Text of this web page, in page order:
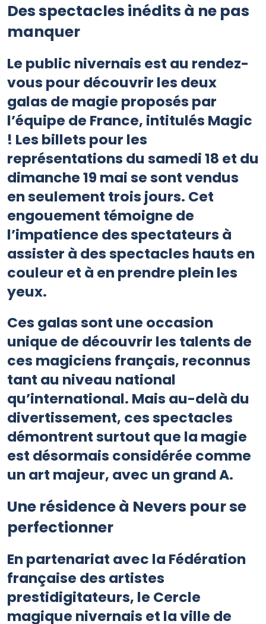
Des spectacles inédits à ne pas
manquer
Le public nivernais est au rendez-
vous pour découvrir les deux
galas de magie proposés par
l’équipe de France, intitulés Magic
! Les billets pour les
représentations du samedi 18 et du
dimanche 19 mai se sont vendus
en seulement trois jours. Cet
engouement témoigne de
l’impatience des spectateurs à
assister à des spectacles hauts en
couleur et à en prendre plein les
yeux.
Ces galas sont une occasion
unique de découvrir les talents de
ces magiciens français, reconnus
tant au niveau national
qu’international. Mais au-delà du
divertissement, ces spectacles
démontrent surtout que la magie
est désormais considérée comme
un art majeur, avec un grand A.
Une résidence à Nevers pour se
perfectionner
En partenariat avec la Fédération
française des artistes
prestidigitateurs, le Cercle
magique nivernais et la ville de